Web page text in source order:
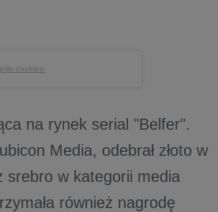
cookies.
na rynek serial "Belfer".
Media, odebrał złoto w
srebro w kategorii media
również nagrodę